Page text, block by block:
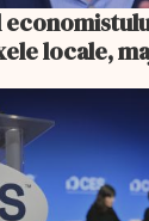
locale,